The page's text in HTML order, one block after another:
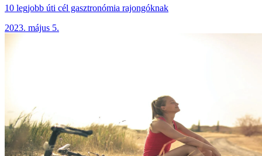
10 legjobb úti cél gasztronómia rajongóknak
2023. május 5.